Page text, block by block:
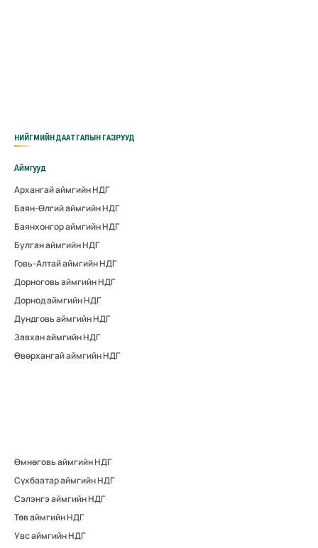
НИЙГМИЙН ДААТГАЛЫН ГАЗРУУД
Аймгууд
Архангай аймгийн НДГ
Баян-Өлгий аймгийн НДГ
Баянхонгор аймгийн НДГ
Булган аймгийн НДГ
Говь-Алтай аймгийн НДГ
Дорноговь аймгийн НДГ
Дорнод аймгийн НДГ
Дундговь аймгийн НДГ
Завхан аймгийн НДГ
Өвөрхангай аймгийн НДГ
Өмнөговь аймгийн НДГ
Сүхбаатар аймгийн НДГ
Сэлэнгэ аймгийн НДГ
Төв аймгийн НДГ
Увс аймгийн НДГ